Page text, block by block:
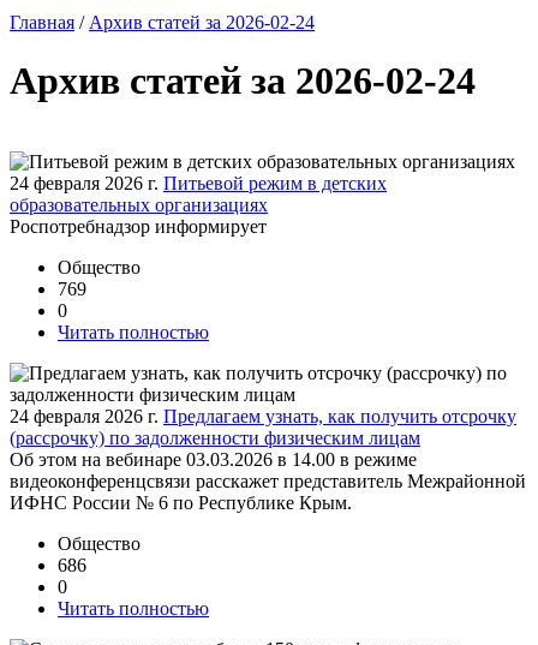
Главная / Архив статей за 2026-02-24
Архив статей за 2026-02-24
24 февраля 2026 г. Питьевой режим в детских
образовательных организациях
Роспотребнадзор информирует
Общество
769
0
Читать полностью
24 февраля 2026 г. Предлагаем узнать, как получить отсрочку
(рассрочку) по задолженности физическим лицам
Об этом на вебинаре 03.03.2026 в 14.00 в режиме
видеоконференцсвязи расскажет представитель Межрайонной
ИФНС России № 6 по Республике Крым.
Общество
686
0
Читать полностью